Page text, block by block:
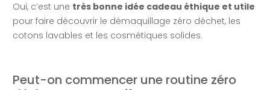
Oui, c’est une très bonne idée cadeau éthique et utile
pour faire découvrir le démaquillage zéro déchet, les
cotons lavables et les cosmétiques solides.
Peut-on commencer une routine zéro